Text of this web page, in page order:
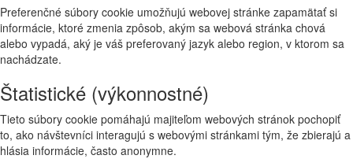
Preferenčné súbory cookie umožňujú webovej stránke zapamätať si
informácie, ktoré zmenia zpôsob, akým sa webová stránka chová
alebo vypadá, aký je váš preferovaný jazyk alebo region, v ktorom sa
nachádzate.
Štatistické (výkonnostné)
Tieto súbory cookie pomáhajú majiteľom webových stránok pochopiť
to, ako návštevníci interagujú s webovými stránkami tým, že zbierajú a
hlásia informácie, často anonymne.